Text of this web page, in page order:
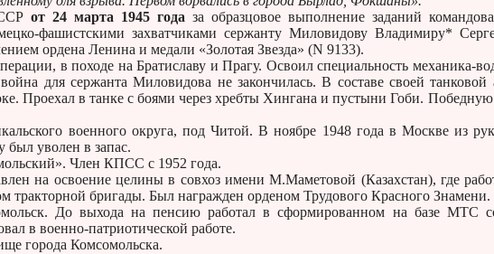
от 24 марта 1945 года за образцовое выполнение заданий
фашистскими захватчиками сержанту Миловидову Владимиру*
ордена Ленина и медали «Золотая Звезда» (N 9133).
в походе на Братиславу и Прагу. Освоил специальность механика-
для сержанта Миловидова не закончилась. В составе своей танковой
Проехал в танке с боями через хребты Хингана и пустыни Гоби.
военного округа, под Читой. В ноябре 1948 года в Москве из
уволен в запас.
Член КПСС с 1952 года.
на освоение целины в совхоз имени М.Маметовой (Казахстан), где
тракторной бригады. Был награжден орденом Трудового Красного Знамени.
До выхода на пенсию работал в сформированном на базе МТС
в военно-патриотической работе.
города Комсомольска.